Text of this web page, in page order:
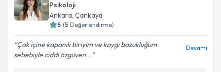
Psikoloji
Ankara, Çankaya
5 (5 Değerlendirme)
Çok içine kapanık biriyim ve kaygı bozukluğum
sebebiyle ciddi özgüven...
Devamı